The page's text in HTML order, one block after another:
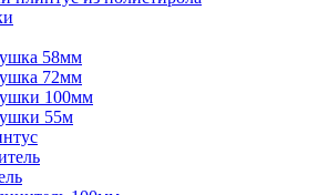
58мм
72мм
100мм
55м